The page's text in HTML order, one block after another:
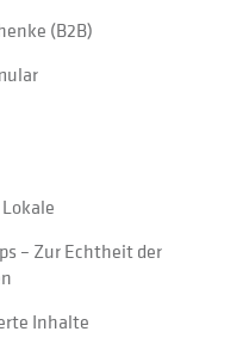
(B2B)
– Zur Echtheit der
Inhalte